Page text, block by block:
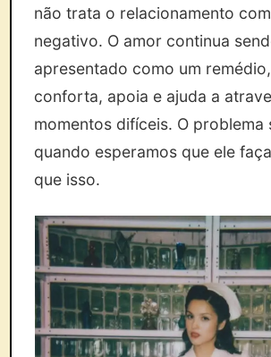
não trata o relacionamento
negativo. O amor continua
apresentado como um
conforta, apoia e ajuda a
momentos difíceis. O problema
quando esperamos que ele
que isso.